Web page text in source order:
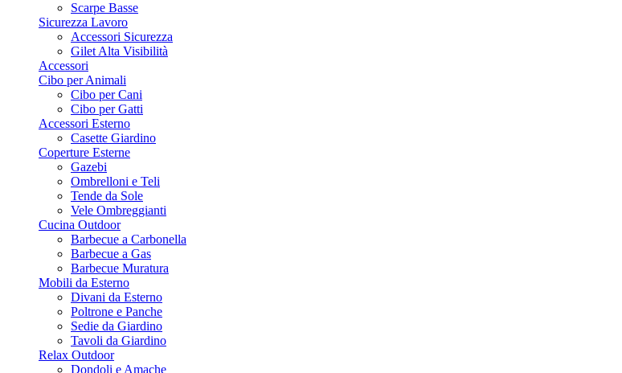
Scarpe Basse
Sicurezza Lavoro
Accessori Sicurezza
Gilet Alta Visibilità
Accessori
Cibo per Animali
Cibo per Cani
Cibo per Gatti
Accessori Esterno
Casette Giardino
Coperture Esterne
Gazebi
Ombrelloni e Teli
Tende da Sole
Vele Ombreggianti
Cucina Outdoor
Barbecue a Carbonella
Barbecue a Gas
Barbecue Muratura
Mobili da Esterno
Divani da Esterno
Poltrone e Panche
Sedie da Giardino
Tavoli da Giardino
Relax Outdoor
Dondoli e Amache